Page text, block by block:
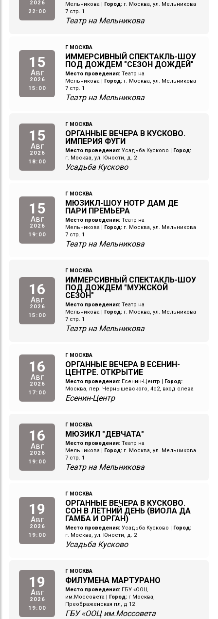
2026
22:00
Мельникова
Город: г. Москва, ул. Мельникова
7 стр. 1
Театр на Мельникова
15
Авг
2026
15:00
Г МОСКВА
ИММЕРСИВНЫЙ СПЕКТАКЛЬ-ШОУ
ПОД ДОЖДЕМ "СЕЗОН ДОЖДЕЙ"
Место проведения: Театр на
Мельникова
Город: г. Москва, ул. Мельникова
7 стр. 1
Театр на Мельникова
15
Авг
2026
18:00
Г МОСКВА
ОРГАННЫЕ ВЕЧЕРА В КУСКОВО.
ИМПЕРИЯ ФУГИ
Место проведения: Усадьба Кусково
Город:
г. Москва, ул. Юности, д. 2
Усадьба Кусково
15
Авг
2026
19:00
Г МОСКВА
МЮЗИКЛ-ШОУ НОТР ДАМ ДЕ
ПАРИ ПРЕМЬЕРА
Место проведения: Театр на
Мельникова
Город: г. Москва, ул. Мельникова
7 стр. 1
Театр на Мельникова
16
Авг
2026
15:00
Г МОСКВА
ИММЕРСИВНЫЙ СПЕКТАКЛЬ-ШОУ
ПОД ДОЖДЕМ "МУЖСКОЙ
СЕЗОН"
Место проведения: Театр на
Мельникова
Город: г. Москва, ул. Мельникова
7 стр. 1
Театр на Мельникова
16
Авг
2026
17:00
Г МОСКВА
ОРГАННЫЕ ВЕЧЕРА В ЕСЕНИН-
ЦЕНТРЕ. ОТКРЫТИЕ
Место проведения: Есенин-Центр
Город:
Москва, пер. Чернышевского, 4с2, вход слева
Есенин-Центр
16
Авг
2026
19:00
Г МОСКВА
МЮЗИКЛ "ДЕВЧАТА"
Место проведения: Театр на
Мельникова
Город: г. Москва, ул. Мельникова
7 стр. 1
Театр на Мельникова
19
Авг
2026
19:00
Г МОСКВА
ОРГАННЫЕ ВЕЧЕРА В КУСКОВО.
СОН В ЛЕТНИЙ ДЕНЬ (ВИОЛА ДА
ГАМБА И ОРГАН)
Место проведения: Усадьба Кусково
Город:
г. Москва, ул. Юности, д. 2
Усадьба Кусково
19
Авг
2026
19:00
Г МОСКВА
ФИЛУМЕНА МАРТУРАНО
Место проведения: ГБУ «ООЦ
им.Моссовета
Город: г Москва,
Преображенская пл, д 12
ГБУ «ООЦ им.Моссовета